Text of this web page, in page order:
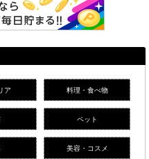
ア 料理・食べ物
ペット
美容・コスメ